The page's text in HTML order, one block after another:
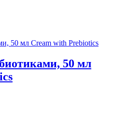
50 мл